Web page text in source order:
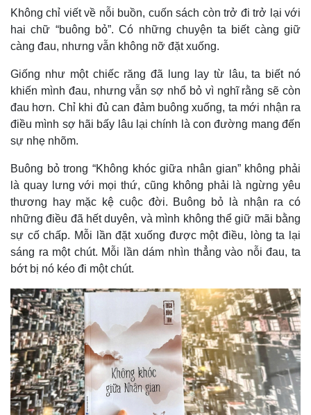
Kinh tế
Bất động sản
Thị trường
Giá vàng
Tỷ giá
Chứng khoán
Giá cà phê
Không chỉ viết về nỗi buồn, cuốn sách còn trở đi trở lại với
hai chữ “buông bỏ”. Có những chuyện ta biết càng giữ
càng đau, nhưng vẫn không nỡ đặt xuống.
Giống như một chiếc răng đã lung lay từ lâu, ta biết nó
khiến mình đau, nhưng vẫn sợ nhổ bỏ vì nghĩ rằng sẽ còn
đau hơn. Chỉ khi đủ can đảm buông xuống, ta mới nhận ra
điều mình sợ hãi bấy lâu lại chính là con đường mang đến
sự nhẹ nhõm.
Buông bỏ trong “Không khóc giữa nhân gian” không phải
là quay lưng với mọi thứ, cũng không phải là ngừng yêu
thương hay mặc kệ cuộc đời. Buông bỏ là nhận ra có
những điều đã hết duyên, và mình không thể giữ mãi bằng
sự cố chấp. Mỗi lần đặt xuống được một điều, lòng ta lại
sáng ra một chút. Mỗi lần dám nhìn thẳng vào nỗi đau, ta
bớt bị nó kéo đi một chút.